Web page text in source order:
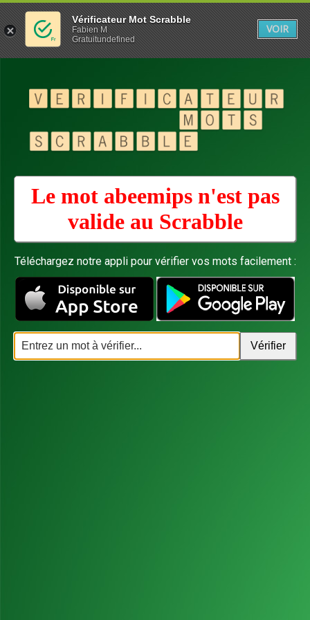
Le mot abeemips n'est pas
valide au Scrabble
Téléchargez notre appli pour vérifier vos mots facilement :
Vérificateur Mot Scrabble
Fabien M
Gratuitundefined
VOIR